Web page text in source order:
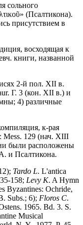
сольного
(Псалтикона).
присутствием в
восходящая к
книги, названной
2-й пол. XII в.
Γ. 3 (кон. XII в.) и
4) различные
к-рая
Mess. 129 (нач. XIII
были расположены
и Псалтикона.
Tardo L. L'antica
158; Levy K. A Hymn
Byzantines: Ochride,
Subs.; 6); Floros C.
1965. Bd. 3. S.
Musical